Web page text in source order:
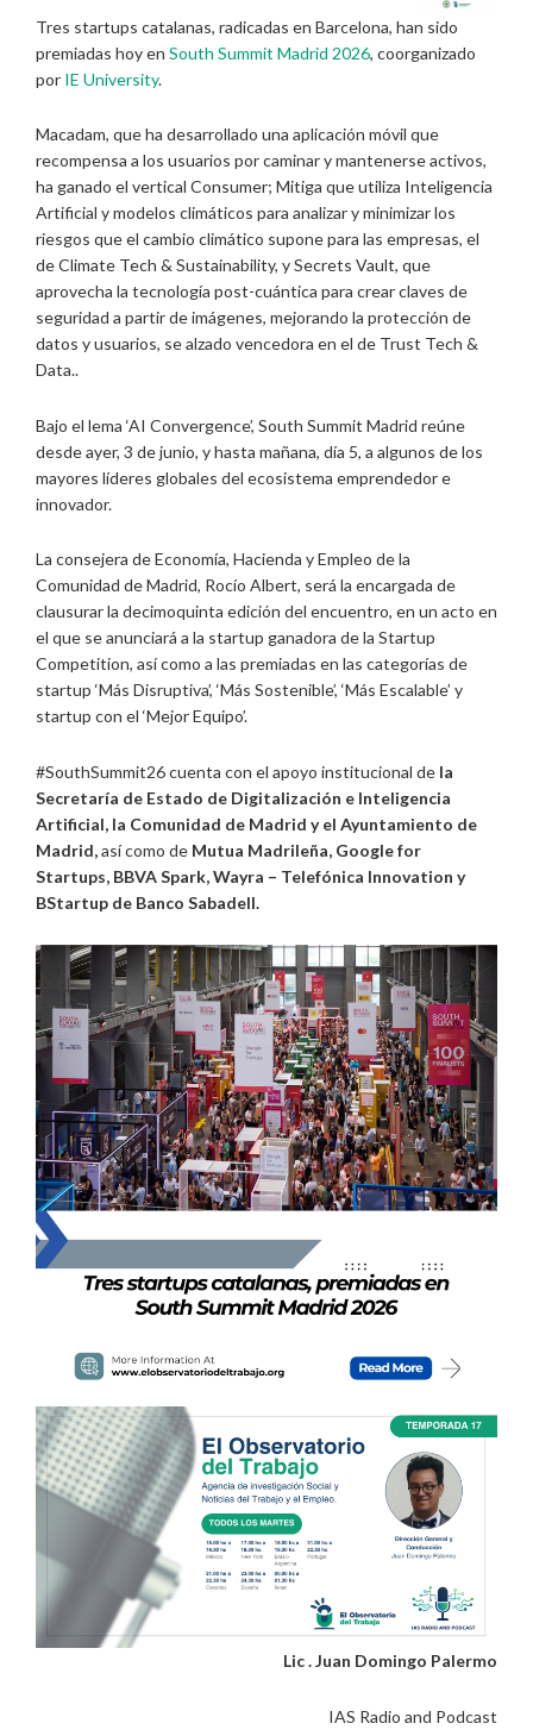
Tres startups catalanas, radicadas en Barcelona, han sido
premiadas hoy en South Summit Madrid 2026, coorganizado
por IE University.
Macadam, que ha desarrollado una aplicación móvil que
recompensa a los usuarios por caminar y mantenerse activos,
ha ganado el vertical Consumer; Mitiga que utiliza Inteligencia
Artificial y modelos climáticos para analizar y minimizar los
riesgos que el cambio climático supone para las empresas, el
de Climate Tech & Sustainability, y Secrets Vault, que
aprovecha la tecnología post-cuántica para crear claves de
seguridad a partir de imágenes, mejorando la protección de
datos y usuarios, se alzado vencedora en el de Trust Tech &
Data..
Bajo el lema ‘AI Convergence’, South Summit Madrid reúne
desde ayer, 3 de junio, y hasta mañana, día 5, a algunos de los
mayores líderes globales del ecosistema emprendedor e
innovador.
La consejera de Economía, Hacienda y Empleo de la
Comunidad de Madrid, Rocío Albert, será la encargada de
clausurar la decimoquinta edición del encuentro, en un acto en
el que se anunciará a la startup ganadora de la Startup
Competition, así como a las premiadas en las categorías de
startup ‘Más Disruptiva’, ‘Más Sostenible’, ‘Más Escalable’ y
startup con el ‘Mejor Equipo’.
#SouthSummit26 cuenta con el apoyo institucional de la
Secretaría de Estado de Digitalización e Inteligencia
Artificial, la Comunidad de Madrid y el Ayuntamiento de
Madrid,así como de Mutua Madrileña, Google for
Startups, BBVA Spark, Wayra – Telefónica Innovation y
BStartup de Banco Sabadell.
Lic . Juan Domingo Palermo
IAS Radio and Podcast